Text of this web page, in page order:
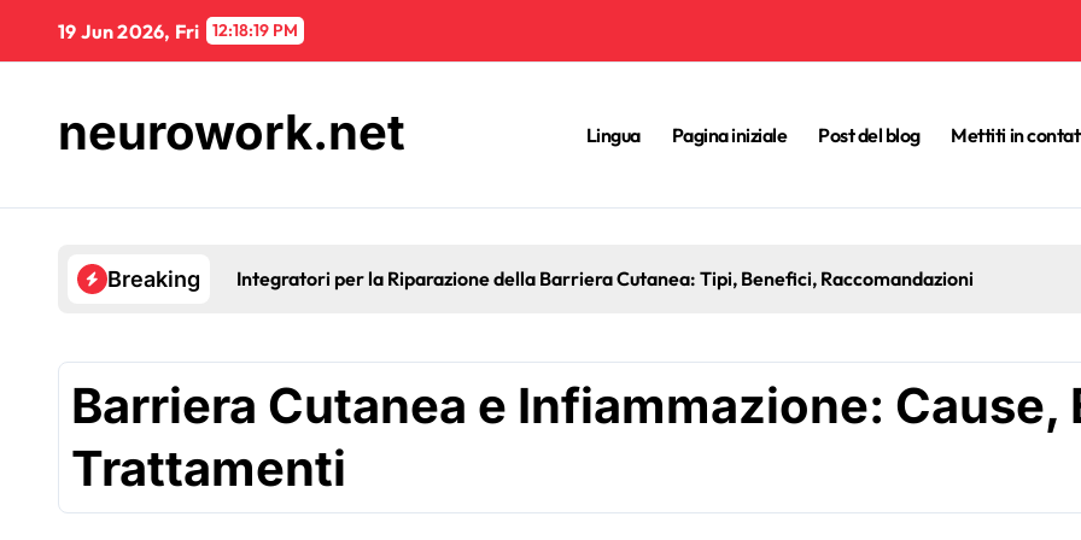
content
19 Jun 2026, Fri 12:18:19 PM
neurowork.net Lingua Pagina iniziale Post del blog Mettiti in
Breaking Integratori per la Riparazione della Barriera Cutanea: Tipi, Benefici, Raccomandazioni
Barriera Cutanea e Infiammazione: Cause,
Trattamenti